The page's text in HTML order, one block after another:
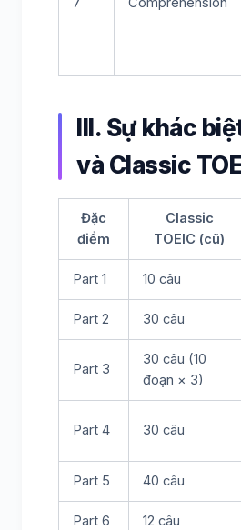
III. Sự khác
và Classic
Đặc
điểm
Classic
TOEIC (cũ)
Part 1 10 câu
Part 2 30 câu
Part 3
30 câu (10
đoạn × 3)
Part 4 30 câu
Part 5 40 câu
Part 6 12 câu